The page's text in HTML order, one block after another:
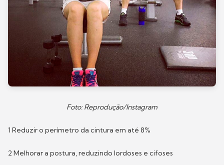
Foto: Reprodução/Instagram
1 Reduzir o perímetro da cintura em até 8%
2 Melhorar a postura, reduzindo lordoses e cifoses